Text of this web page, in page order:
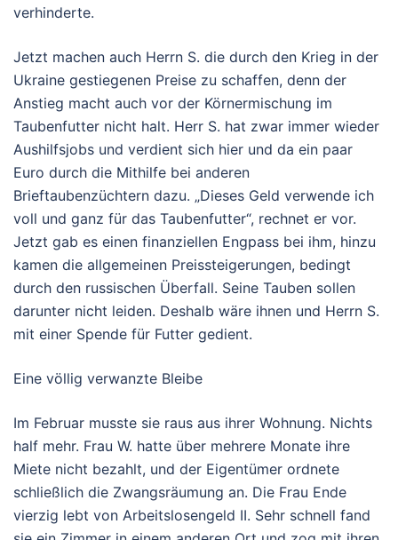
verhinderte.
Jetzt machen auch Herrn S. die durch den Krieg in der
Ukraine gestiegenen Preise zu schaffen, denn der
Anstieg macht auch vor der Körnermischung im
Taubenfutter nicht halt. Herr S. hat zwar immer wieder
Aushilfsjobs und verdient sich hier und da ein paar
Euro durch die Mithilfe bei anderen
Brieftaubenzüchtern dazu. „Dieses Geld verwende ich
voll und ganz für das Taubenfutter“, rechnet er vor.
Jetzt gab es einen finanziellen Engpass bei ihm, hinzu
kamen die allgemeinen Preissteigerungen, bedingt
durch den russischen Überfall. Seine Tauben sollen
darunter nicht leiden. Deshalb wäre ihnen und Herrn S.
mit einer Spende für Futter gedient.
Eine völlig verwanzte Bleibe
Im Februar musste sie raus aus ihrer Wohnung. Nichts
half mehr. Frau W. hatte über mehrere Monate ihre
Miete nicht bezahlt, und der Eigentümer ordnete
schließlich die Zwangsräumung an. Die Frau Ende
vierzig lebt von Arbeitslosengeld II. Sehr schnell fand